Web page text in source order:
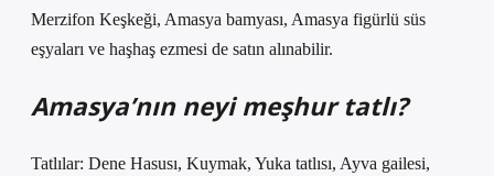
Merzifon Keşkeği, Amasya bamyası, Amasya figürlü süs
eşyaları ve haşhaş ezmesi de satın alınabilir.
Amasya’nın neyi meşhur tatlı?
Tatlılar: Dene Hasusı, Kuymak, Yuka tatlısı, Ayva gailesi,